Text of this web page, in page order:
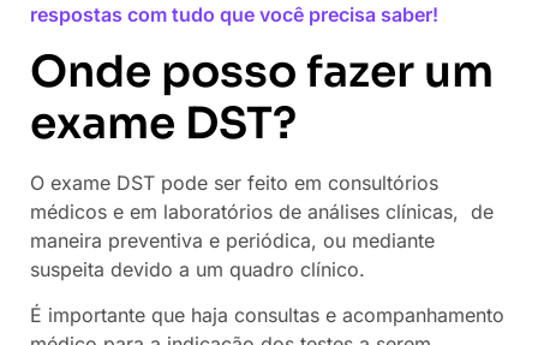
respostas com tudo que você precisa saber!
Onde posso fazer um
exame DST?
O exame DST pode ser feito em consultórios
médicos e em laboratórios de análises clínicas, de
maneira preventiva e periódica, ou mediante
suspeita devido a um quadro clínico.
É importante que haja consultas e acompanhamento